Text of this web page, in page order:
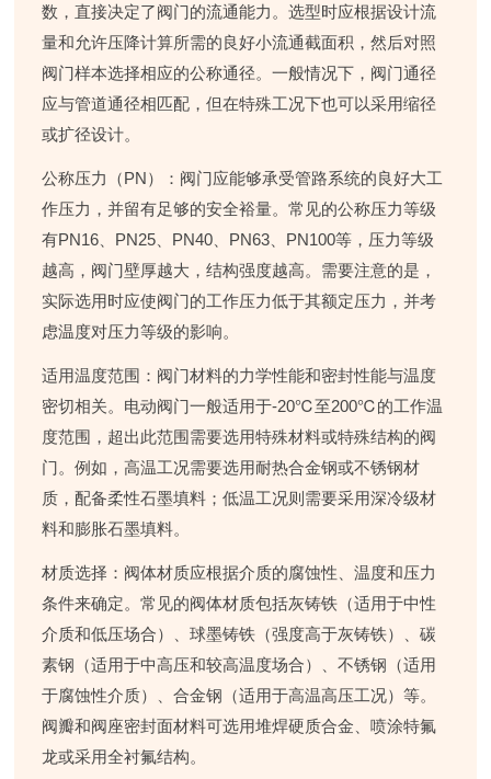
数，直接决定了阀门的流通能力。选型时应根据设计流
量和允许压降计算所需的良好小流通截面积，然后对照
阀门样本选择相应的公称通径。一般情况下，阀门通径
应与管道通径相匹配，但在特殊工况下也可以采用缩径
或扩径设计。
公称压力（PN）
：阀门应能够承受管路系统的良好大工
作压力，并留有足够的安全裕量。常见的公称压力等级
有PN16、PN25、PN40、PN63、PN100等，压力等级
越高，阀门壁厚越大，结构强度越高。需要注意的是，
实际选用时应使阀门的工作压力低于其额定压力，并考
虑温度对压力等级的影响。
适用温度范围 ：阀门材料的力学性能和密封性能与温度
密切相关。电动阀门一般适用于-20℃至200℃的工作温
度范围，超出此范围需要选用特殊材料或特殊结构的阀
门。例如，高温工况需要选用耐热合金钢或不锈钢材
质，配备柔性石墨填料；低温工况则需要采用深冷级材
料和膨胀石墨填料。
材质选择 ：阀体材质应根据介质的腐蚀性、温度和压力
条件来确定。常见的阀体材质包括灰铸铁（适用于中性
介质和低压场合）、球墨铸铁（强度高于灰铸铁）、碳
素钢（适用于中高压和较高温度场合）、不锈钢（适用
于腐蚀性介质）、合金钢（适用于高温高压工况）等。
阀瓣和阀座密封面材料可选用堆焊硬质合金、喷涂特氟
龙或采用全衬氟结构。